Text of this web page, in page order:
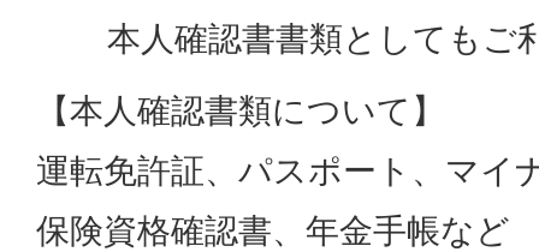
本人確認書書類としてもご
【本人確認書類について】
運転免許証、パスポート、マイ
保険資格確認書、年金手帳など